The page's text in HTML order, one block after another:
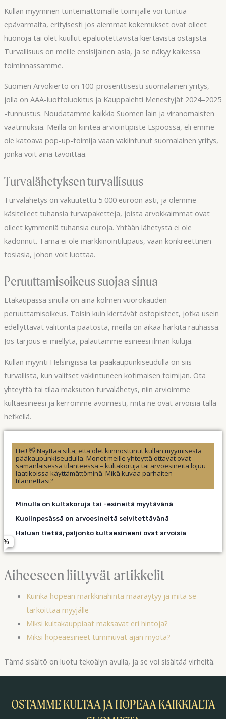
Kullan myyminen tuntemattomalle toimijalle voi tuntua
epävarmalta, erityisesti jos aiemmat kokemukset ovat olleet
huonoja tai olet kuullut epäluotettavista kiertävistä ostajista.
Turvallisuus on meille ensisijainen asia, ja se näkyy kaikessa
toiminnassamme.
Suomen Arvokierto on 100-prosenttisesti suomalainen yritys,
jolla on AAA-luottoluokitus ja Kauppalehti Menestyjät 2024–2025
-tunnustus. Noudatamme kaikkia Suomen lain ja viranomaisten
vaatimuksia. Meillä on kiinteä arviointipiste Espoossa, eli emme
ole katoava pop-up-toimija vaan vakiintunut suomalainen yritys,
jonka voit aina tavoittaa.
Turvalähetyksen turvallisuus
Turvalähetys on vakuutettu 5 000 euroon asti, ja olemme
käsitelleet tuhansia turvapaketteja, joista arvokkaimmat ovat
olleet kymmeniä tuhansia euroja. Yhtään lähetystä ei ole
kadonnut. Tämä ei ole markkinointilupaus, vaan konkreettinen
tosiasia, johon voit luottaa.
Peruuttamisoikeus suojaa sinua
Etäkaupassa sinulla on aina kolmen vuorokauden
peruuttamisoikeus. Toisin kuin kiertävät ostopisteet, jotka usein
edellyttävät välitöntä päätöstä, meillä on aikaa harkita rauhassa.
Jos tarjous ei miellytä, palautamme esineesi ilman kuluja.
Kullan myynti Helsingissä tai pääkaupunkiseudulla on siis
turvallista, kun valitset vakiintuneen kotimaisen toimijan. Ota
yhteyttä tai tilaa maksuton turvalähetys, niin arvioimme
kultaesineesi ja kerromme avoimesti, mitä ne ovat arvoisia tällä
hetkellä.
Hei! 👋 Näyttää siltä, että olet kiinnostunut kullan myymisestä
pääkaupunkiseudulla. Monet meille yhteyttä ottavat ovat
samanlaisessa tilanteessa – kultakoruja tai arvoesineitä lojuu
laatikoissa käyttämättöminä. Mikä kuvaa parhaiten
tilannettasi?
Minulla on kultakoruja tai -esineitä myytävänä
Kuolinpesässä on arvoesineitä selvitettävänä
Haluan tietää, paljonko kultaesineeni ovat arvoisia
Puhelinnumero (valinnainen)
Lähetä – haluan ilmaisen arvioinnin
Aiheeseen liittyvät artikkelit
Kuinka hopean markkinahinta määräytyy ja mitä se
tarkoittaa myyjälle
Miksi kultakauppiaat maksavat eri hintoja?
Miksi hopeaesineet tummuvat ajan myötä?
Tämä sisältö on luotu tekoälyn avulla, ja se voi sisältää virheitä.
OSTAMME KULTAA JA HOPEAA KAIKKIALTA